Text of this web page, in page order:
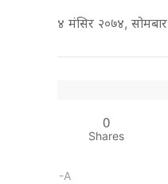
४ मंसिर २०७४, सोमबार
0
Shares
-A